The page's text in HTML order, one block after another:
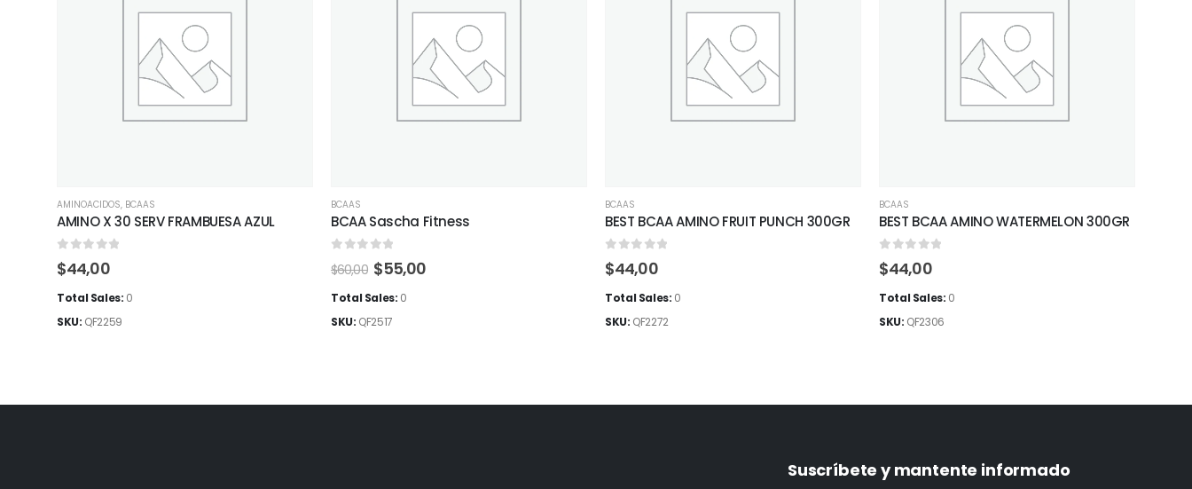
AMINOACIDOS, BCAAS
AMINO X 30 SERV FRAMBUESA AZUL
0 out of 5
$44,00
Total Sales: 0
SKU: QF2259
BCAAS
BCAA Sascha Fitness
out of 5
$60,00 El
precio
original
era:
$60,00.
$55,00El
Total Sales: 0
SKU: QF2517
BCAAS
BEST BCAA AMINO FRUIT PUNCH 300GR
0 out of 5
$44,00
Total Sales: 0
SKU: QF2272
BCAAS
BEST BCAA AMINO WATERMELON 300GR
0 out of 5
$44,00
Total Sales: 0
SKU: QF2306
Suscríbete y mantente informado